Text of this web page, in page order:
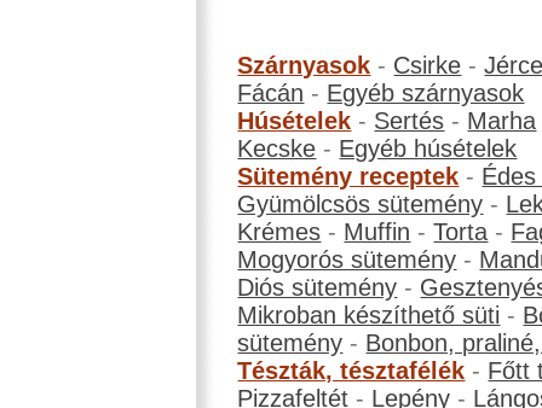
Szárnyasok - Csirke -
Fácán - Egyéb szárnyasok
Húsételek - Sertés - Marha
Kecske - Egyéb húsételek
Sütemény receptek -
Gyümölcsös sütemény -
Krémes - Muffin -Torta -
Mogyorós sütemény -
Diós sütemény -
Mikroban készíthető süti -
sütemény - Bonbon,
Tészták, tésztafélék - Főtt
Pizzafeltét - Lepény -